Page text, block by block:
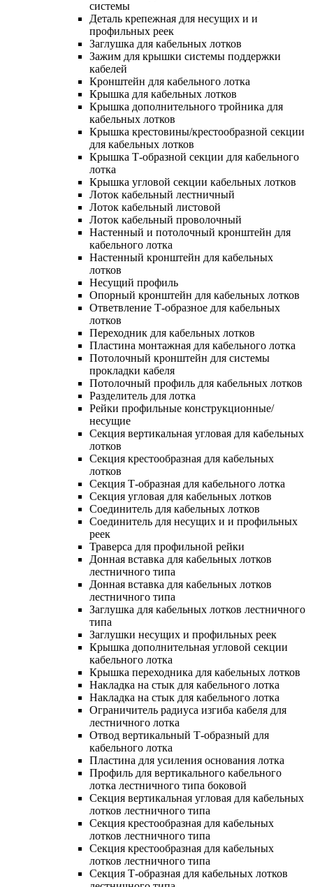
системы
Деталь крепежная для несущих и и
профильных реек
Заглушка для кабельных лотков
Зажим для крышки системы поддержки
кабелей
Кронштейн для кабельного лотка
Крышка для кабельных лотков
Крышка дополнительного тройника для
кабельных лотков
Крышка крестовины/крестообразной секции
для кабельных лотков
Крышка Т-образной секции для кабельного
лотка
Крышка угловой секции кабельных лотков
Лоток кабельный лестничный
Лоток кабельный листовой
Лоток кабельный проволочный
Настенный и потолочный кронштейн для
кабельного лотка
Настенный кронштейн для кабельных
лотков
Несущий профиль
Опорный кронштейн для кабельных лотков
Ответвление Т-образное для кабельных
лотков
Переходник для кабельных лотков
Пластина монтажная для кабельного лотка
Потолочный кронштейн для системы
прокладки кабеля
Потолочный профиль для кабельных лотков
Разделитель для лотка
Рейки профильные конструкционные/
несущие
Секция вертикальная угловая для кабельных
лотков
Секция крестообразная для кабельных
лотков
Секция Т-образная для кабельного лотка
Секция угловая для кабельных лотков
Соединитель для кабельных лотков
Соединитель для несущих и и профильных
реек
Траверса для профильной рейки
Донная вставка для кабельных лотков
лестничного типа
Донная вставка для кабельных лотков
лестничного типа
Заглушка для кабельных лотков лестничного
типа
Заглушки несущих и профильных реек
Крышка дополнительная угловой секции
кабельного лотка
Крышка переходника для кабельных лотков
Накладка на стык для кабельного лотка
Накладка на стык для кабельного лотка
Ограничитель радиуса изгиба кабеля для
лестничного лотка
Отвод вертикальный Т-образный для
кабельного лотка
Пластина для усиления основания лотка
Профиль для вертикального кабельного
лотка лестничного типа боковой
Секция вертикальная угловая для кабельных
лотков лестничного типа
Секция крестообразная для кабельных
лотков лестничного типа
Секция крестообразная для кабельных
лотков лестничного типа
Секция Т-образная для кабельных лотков